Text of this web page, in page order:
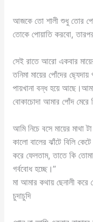
আজকে তো শালী শুধু তোর
তোকে পোয়াতি করবো, তারপর
সেই রাতে আরো একবার
তনিমা মায়ের পোঁদের
পায়খানা বন্ধ হয়ে
বোকাচোদা আমার পোঁদ মেরে
আমি নিচে বসে মায়ের মাথা
কালো বালের ঝাঁটে বিলি
করে ফেলতাম, তাতে কি
গর্ববোধ হচ্ছে।”
মা আমার কথায় ছেনালী করে
চুদাচুদি